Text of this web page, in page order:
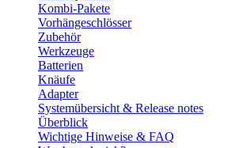
Kombi-Pakete
Vorhängeschlösser
Zubehör
Werkzeuge
Batterien
Knäufe
Adapter
Systemübersicht & Release notes
Überblick
Wichtige Hinweise & FAQ